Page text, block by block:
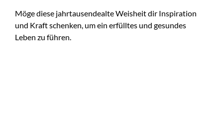
Möge diese jahrtausendealte Weisheit dir Inspiration
und Kraft schenken, um ein erfülltes und gesundes
Leben zu führen.